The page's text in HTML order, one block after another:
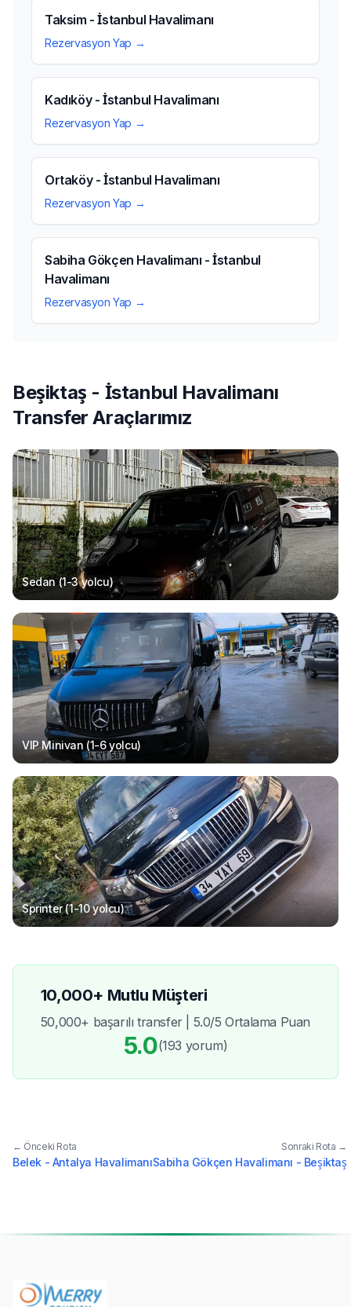
Taksim - İstanbul Havalimanı
Rezervasyon Yap →
Kadıköy - İstanbul Havalimanı
Rezervasyon Yap →
Ortaköy - İstanbul Havalimanı
Rezervasyon Yap →
Sabiha Gökçen Havalimanı - İstanbul
Havalimanı
Rezervasyon Yap →
Beşiktaş - İstanbul Havalimanı
Transfer Araçlarımız
Sedan (1-3 yolcu)
VIP Minivan (1-6 yolcu)
Sprinter (1-10 yolcu)
10,000+ Mutlu Müşteri
50,000+ başarılı transfer | 5.0/5 Ortalama Puan
5.0(193 yorum)
← Önceki Rota
Belek - Antalya Havalimanı
Sonraki Rota →
Sabiha Gökçen Havalimanı - Beşiktaş